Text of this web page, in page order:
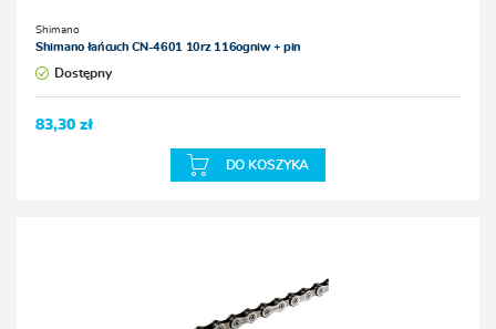
Shimano
Shimano łańcuch CN-4601 10rz 116ogniw + pin
Dostępny
83,30 zł
DO KOSZYKA